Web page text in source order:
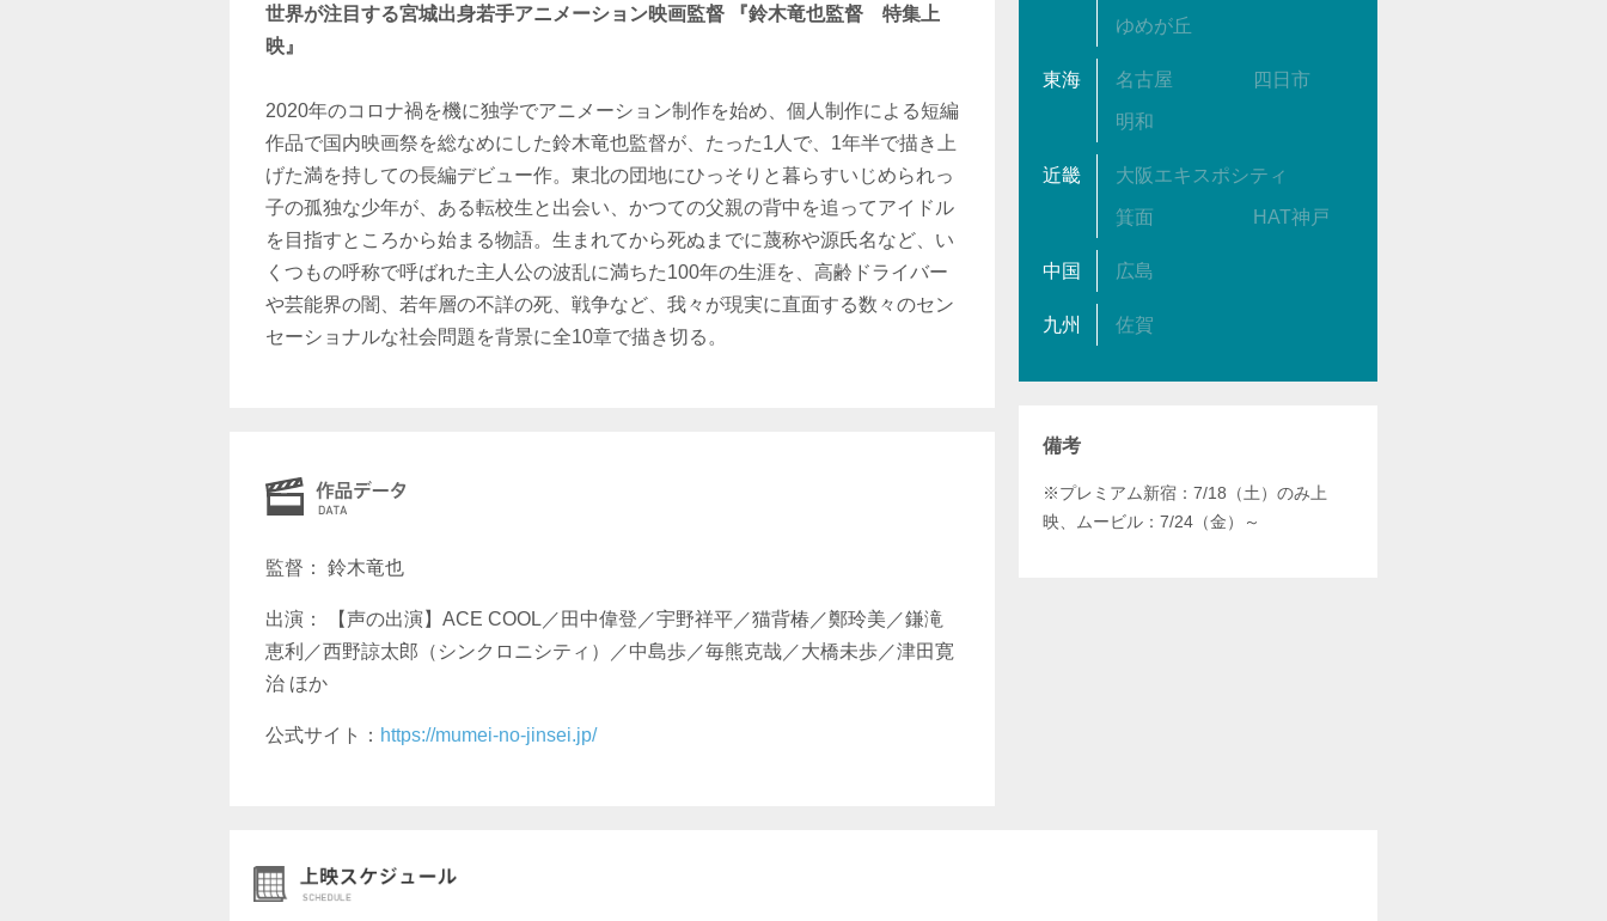
世界が注目する宮城出身若手アニメーション映画監督 『鈴木竜也監督 特集上
映』
2020年のコロナ禍を機に独学でアニメーション制作を始め、個人制作による短編
作品で国内映画祭を総なめにした鈴木竜也監督が、たった1人で、1年半で描き上
げた満を持しての長編デビュー作。東北の団地にひっそりと暮らすいじめられっ
子の孤独な少年が、ある転校生と出会い、かつての父親の背中を追ってアイドル
を目指すところから始まる物語。生まれてから死ぬまでに蔑称や源氏名など、い
くつもの呼称で呼ばれた主人公の波乱に満ちた100年の生涯を、高齢ドライバー
や芸能界の闇、若年層の不詳の死、戦争など、我々が現実に直面する数々のセン
セーショナルな社会問題を背景に全10章で描き切る。
監督： 鈴木竜也
出演： 【声の出演】ACE COOL／田中偉登／宇野祥平／猫背椿／鄭玲美／鎌滝
恵利／西野諒太郎（シンクロニシティ）／中島歩／毎熊克哉／大橋未歩／津田寛
治 ほか
公式サイト： https://mumei-no-jinsei.jp/
ゆめが丘
東海 名古屋 四日市
明和
近畿 大阪エキスポシティ
箕面 HAT神戸
中国 広島
九州 佐賀
備考
※プレミアム新宿：7/18（土）のみ上
映、ムービル：7/24（金）～